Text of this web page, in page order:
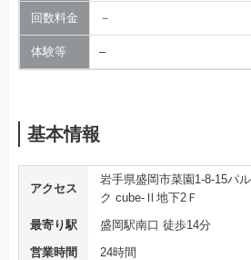
回数料金 －
体験等 –
基本情報
アクセス
岩手県盛岡市菜園1-8-15パ
ク cube-Ⅱ地下2Ｆ
最寄り駅
盛岡駅南口 徒歩14分
営業時間
24時間